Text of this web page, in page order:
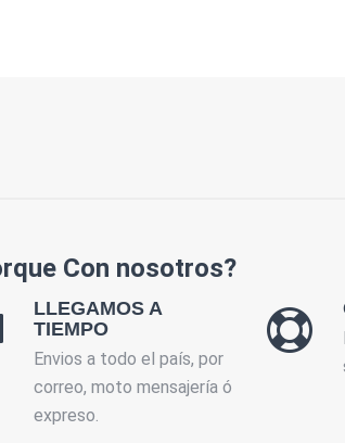
Con nosotros?
LLEGAMOS A
TIEMPO
Envios a todo el país, por
correo, moto mensajería ó
expreso.